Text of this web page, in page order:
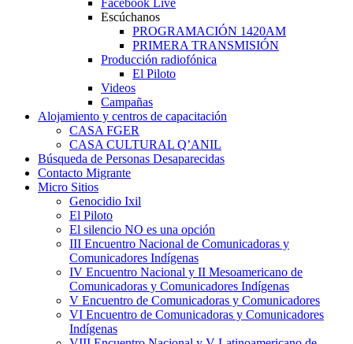
Facebook Live
Escúchanos
PROGRAMACIÓN 1420AM
PRIMERA TRANSMISIÓN
Producción radiofónica
El Piloto
Videos
Campañas
Alojamiento y centros de capacitación
CASA FGER
CASA CULTURAL Q’ANIL
Búsqueda de Personas Desaparecidas
Contacto Migrante
Micro Sitios
Genocidio Ixil
El Piloto
El silencio NO es una opción
III Encuentro Nacional de Comunicadoras y
Comunicadores Indígenas
IV Encuentro Nacional y II Mesoamericano de
Comunicadoras y Comunicadores Indígenas
V Encuentro de Comunicadoras y Comunicadores
VI Encuentro de Comunicadoras y Comunicadores
Indígenas